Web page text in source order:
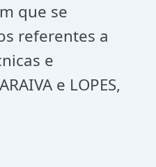
que se
referentes a
e
e LOPES,